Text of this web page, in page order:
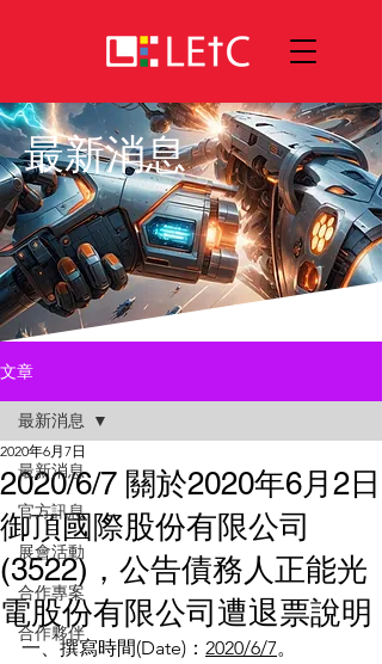
最新消息
文章
最新消息
官方訊息
展會活動
合作專案
合作夥伴
最新消息
2020/6/7 關於2020年6月2日
御頂國際股份有限公司
(3522)，公告債務人正能光
電股份有限公司遭退票說明
2020年6月7日
一、撰寫時間(Date)： 2020/6/7。